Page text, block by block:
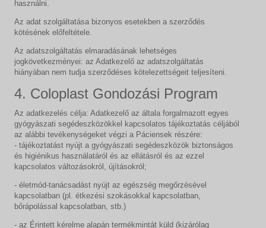
használni.
Az adat szolgáltatása bizonyos esetekben a szerződés
kötésének előfeltétele.
Az adatszolgáltatás elmaradásának lehetséges
jogkövetkezményei: az Adatkezelő az adatszolgáltatás
hiányában nem tudja szerződéses kötelezettségeit teljesíteni.
4. Coloplast Gondozási Program
Az adatkezelés célja: Adatkezelő az általa forgalmazott egyes
gyógyászati segédeszközökkel kapcsolatos tájékoztatás céljából
az alábbi tevékenységeket végzi a Páciensek részére:
- tájékoztatást nyújt a gyógyászati segédeszközök biztonságos
és higiénikus használatáról és az ellátásról és az ezzel
kapcsolatos változásokról, újításokról;
- életmód-tanácsadást nyújt az egészség megőrzésével
kapcsolatban (pl. étkezési szokásokkal kapcsolatban,
bőrápolással kapcsolatban, stb.)
- az Érintett kérelme alapán termékmintát küld (kizárólag